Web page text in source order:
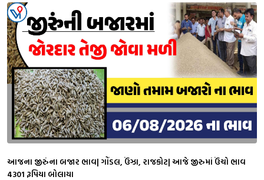
આજના જીરુંના બજાર ભાવ| ગોંડલ, ઉંઝા, રાજકોટ| આજે જીરુમાં ઉંચો ભાવ
4301 રૂપિયા બોલાયા